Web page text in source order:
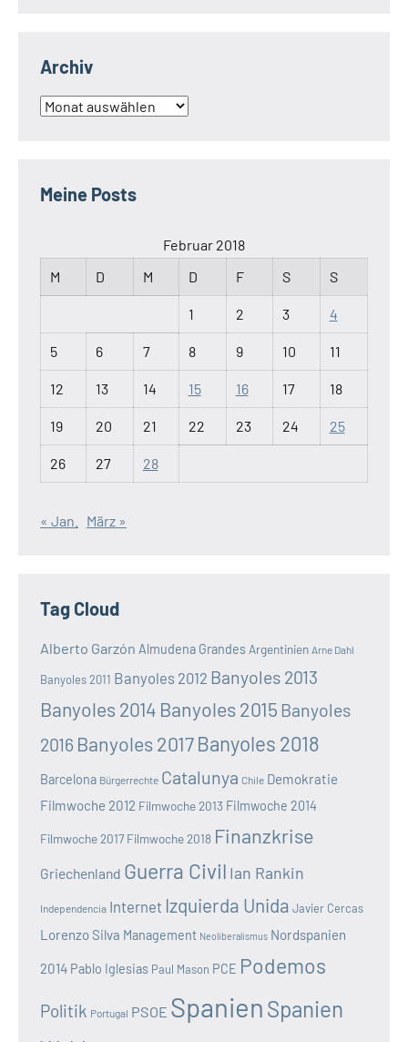
Archiv
Archiv
Meine Posts
Februar 2018
M
D M D F S S
1 2 3 4
5 6 7 8 9 10 11
12 13 14 15 16 17 18
19 20 21 22 23 24 25
26 27 28
« Jan. März »
Tag Cloud
Alberto Garzón Almudena Grandes Argentinien Arne Dahl
Banyoles 2011 Banyoles 2012 Banyoles 2013
Banyoles 2014 Banyoles 2015 Banyoles
2016 Banyoles 2017 Banyoles 2018
Barcelona Bürgerrechte Catalunya Chile Demokratie
Filmwoche 2012 Filmwoche 2013 Filmwoche 2014
Filmwoche 2017 Filmwoche 2018 Finanzkrise
Griechenland Guerra Civil Ian Rankin
Independencia Internet Izquierda Unida Javier Cercas
Lorenzo Silva Management Neoliberalismus Nordspanien
2014 Pablo Iglesias Paul Mason PCE Podemos
Politik Portugal PSOE Spanien Spanien